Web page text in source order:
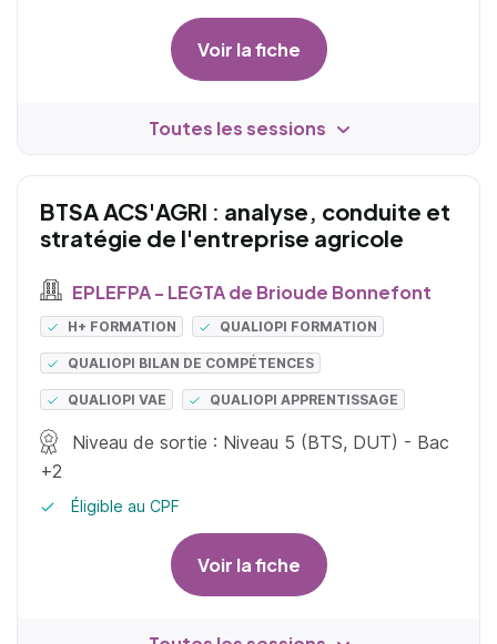
Voir la fiche
Toutes les sessions
BTSA ACS'AGRI : analyse, conduite et
stratégie de l'entreprise agricole
EPLEFPA - LEGTA de Brioude Bonnefont
H+ FORMATION QUALIOPI FORMATION
QUALIOPI BILAN DE COMPÉTENCES
QUALIOPI VAE QUALIOPI APPRENTISSAGE
Niveau de sortie : Niveau 5 (BTS, DUT) - Bac
+2
Éligible au CPF
Voir la fiche